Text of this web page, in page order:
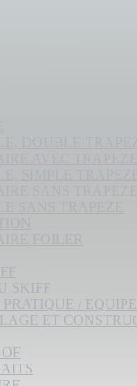
SKIFF
/
ET